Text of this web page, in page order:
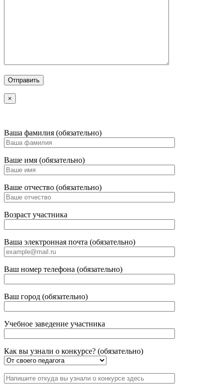
×
Ваша фамилия (обязательно)
Ваше имя (обязательно)
Ваше отчество (обязательно)
Возраст участника
Ваша электронная почта (обязательно)
Ваш номер телефона (обязательно)
Ваш город (обязательно)
Учебное заведение участника
Как вы узнали о конкурсе? (обязательно)